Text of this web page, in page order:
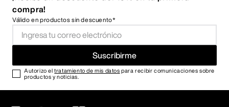
compra!
Válido en productos sin descuento*
Suscribirme
Autorizo eltratamiento de mis datos para recibir comunicaciones sobre
productos y noticias.